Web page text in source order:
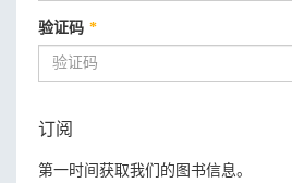
验证码 *
订阅
第一时间获取我们的图书信息。